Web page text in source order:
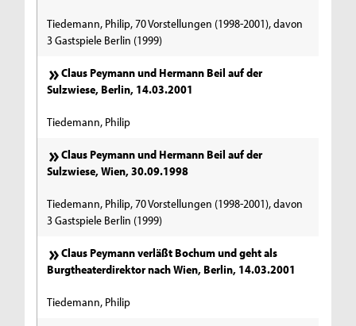
Tiedemann, Philip, 70 Vorstellungen (1998-2001), davon
3 Gastspiele Berlin (1999)
Claus Peymann und Hermann Beil auf der
Sulzwiese, Berlin, 14.03.2001
Tiedemann, Philip
Claus Peymann und Hermann Beil auf der
Sulzwiese, Wien, 30.09.1998
Tiedemann, Philip, 70 Vorstellungen (1998-2001), davon
3 Gastspiele Berlin (1999)
Claus Peymann verläßt Bochum und geht als
Burgtheaterdirektor nach Wien, Berlin, 14.03.2001
Tiedemann, Philip